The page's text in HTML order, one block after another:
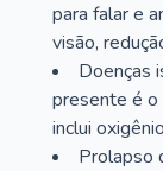
para falar e
visão,
Doenças
presente é o
inclui
Prolapso